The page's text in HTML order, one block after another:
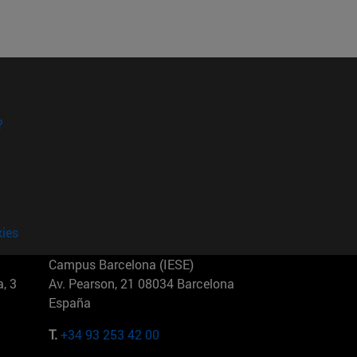
3
Campus Barcelona (IESE)
Av. Pearson, 21 08034 Barcelona
España
T.+34 93 253 42 00